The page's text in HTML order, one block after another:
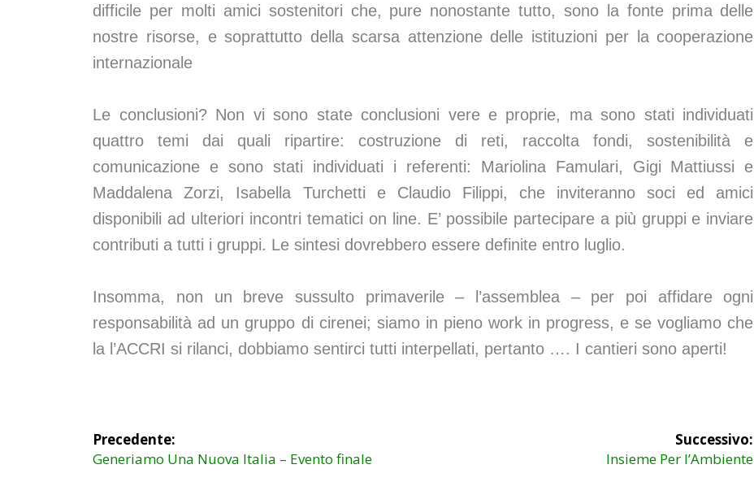
difficile per molti amici sostenitori che, pure nonostante tutto, sono la fonte prima delle
nostre risorse, e soprattutto della scarsa attenzione delle istituzioni per la cooperazione
internazionale
Le conclusioni? Non vi sono state conclusioni vere e proprie, ma sono stati individuati
quattro temi dai quali ripartire: costruzione di reti, raccolta fondi, sostenibilità e
comunicazione e sono stati individuati i referenti: Mariolina Famulari, Gigi Mattiussi e
Maddalena Zorzi, Isabella Turchetti e Claudio Filippi, che inviteranno soci ed amici
disponibili ad ulteriori incontri tematici on line. E’ possibile partecipare a più gruppi e inviare
contributi a tutti i gruppi. Le sintesi dovrebbero essere definite entro luglio.
Insomma, non un breve sussulto primaverile– l’assemblea – per poi
affidare ogni
responsabilità ad un gruppo di cirenei; siamo in pieno work in progress, e se vogliamo che
la l’ACCRI si rilanci, dobbiamo sentirci tutti interpellati, pertanto …. I cantieri sono aperti!
Navigazione
articoli
Precedente:
Articolo
Generiamo Una Nuova Italia – Evento finale
Successivo:
Articolo
Insieme Per l’Ambiente